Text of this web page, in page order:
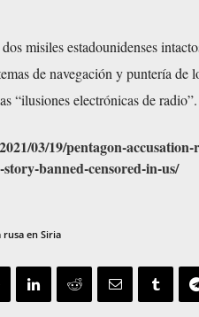
misiles estadounidenses
de navegación y puntería de
“ilusiones electrónicas de radio”.
03/19/pentagon-
banned-censored-in-us/
en Siria